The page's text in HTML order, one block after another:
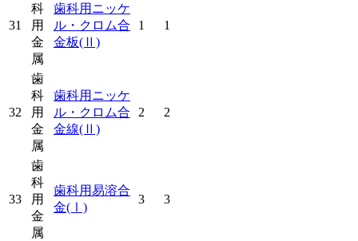
31
科
用
金
属
歯科用ニッケ
ル・クロム合
金板(Ⅱ)
1 1
32
歯
科
用
金
属
歯科用ニッケ
ル・クロム合
金線(Ⅱ)
2 2
33
歯
科
用
金
属
歯科用易溶合
金(Ⅰ)
3 3